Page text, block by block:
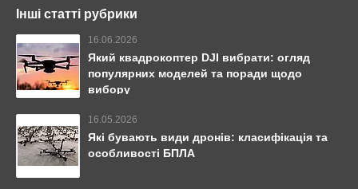
Інші статті рубрики
16.06.2026
Який квадрокоптер DJI вибрати: огляд
популярних моделей та поради щодо
вибору
16.05.2026
Які бувають види дронів: класифікація та
особливості БПЛА